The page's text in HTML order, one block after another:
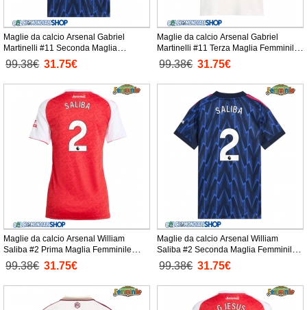
Maglie da calcio Arsenal Gabriel
Martinelli #11 Seconda Maglia
Femminile 2025-26 Manica Corta
99.38€ 31.75€
Maglie da calcio Arsenal Gabriel
Martinelli #11 Terza Maglia Femminile
2025-26 Manica Corta
99.38€ 31.75€
Maglie da calcio Arsenal William
Saliba #2 Prima Maglia Femminile
2025-26 Manica Corta
99.38€ 31.75€
Maglie da calcio Arsenal William
Saliba #2 Seconda Maglia Femminile
2025-26 Manica Corta
99.38€ 31.75€